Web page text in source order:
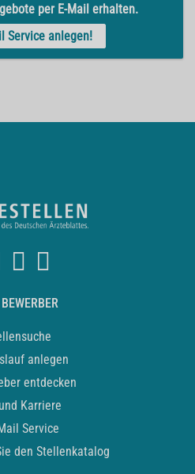
per E-Mail erhalten.
Service anlegen!
anlegen
entdecken
Karriere
Service
den Stellenkatalog